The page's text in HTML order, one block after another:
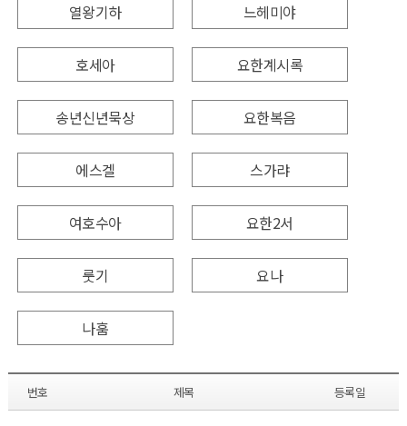
열왕기하 느헤미야
호세아 요한계시록
송년신년묵상 요한복음
에스겔 스가랴
여호수아 요한2서
룻기 요나
나훔
번호 제목 등록일